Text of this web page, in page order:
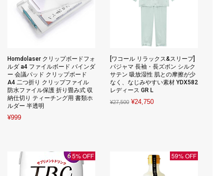
Homdolaser クリップボードフォ
ルダ a4 ファイルボード バインダ
ー 会議パッド クリップボード
A4 二つ折り クリップファイル
防水ファイル保護 折り畳み式 収
納仕切り ティーチング用 書類ホ
ルダー 半透明
¥999
[ワコール リラックス&スリープ]
パジャマ 長袖・長ズボン シルク
サテン 吸放湿性 肌との摩擦が少
なく、なじみやすい素材 YDX582
レディース GR L
¥27,500 Original
¥24,750Current
5% OFF 59% OFF